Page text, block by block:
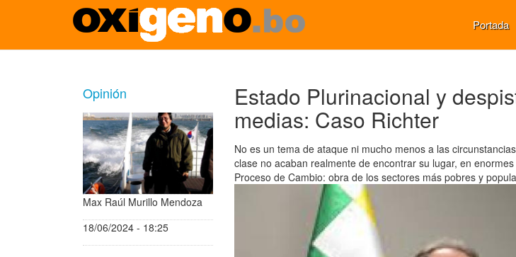
Pasar
Portada
Opinión
Max Raúl Murillo Mendoza
18/06/2024 - 18:25
Estado Plurinacional y
medias: Caso Richter
No es un tema de ataque ni mucho menos a las
clase no acaban realmente de encontrar su lugar, en
Proceso de Cambio: obra de los sectores más pobres y